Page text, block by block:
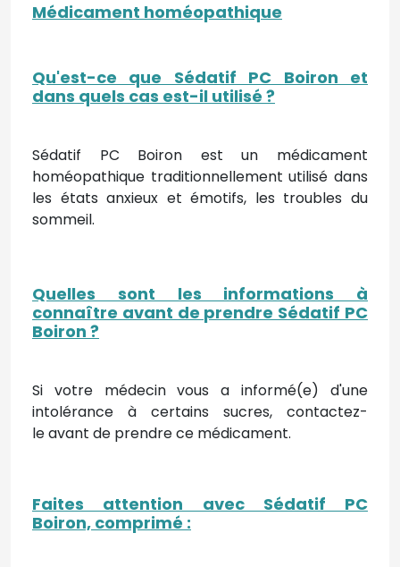
Médicament homéopathique
Qu'est-ce que Sédatif PC Boiron et
dans quels cas est-il utilisé ?
Sédatif PC Boiron est un médicament
homéopathique traditionnellement utilisé dans
les états anxieux et émotifs, les troubles du
sommeil.
Quelles sont les informations à
connaître avant de prendre Sédatif PC
Boiron ?
Si votre médecin vous a informé(e) d'une
intolérance à certains sucres, contactez-
leavant de prendre ce médicament.
Faites attention avec Sédatif PC
Boiron, comprimé :